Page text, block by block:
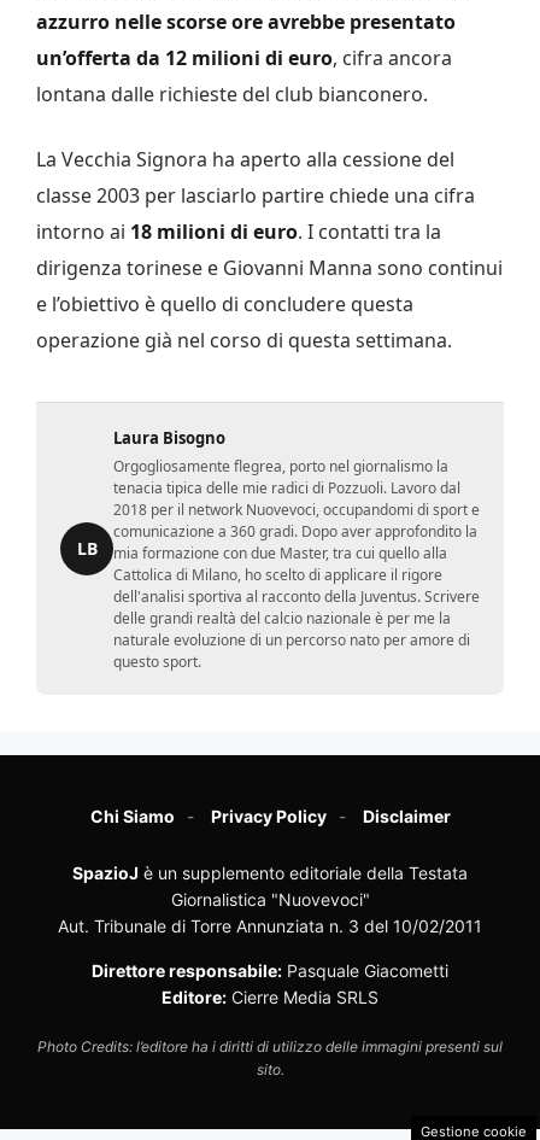
azzurro nelle scorse ore avrebbe presentato
un’offerta da 12 milioni di euro, cifra ancora
lontana dalle richieste del club bianconero.
La Vecchia Signora ha aperto alla cessione del
classe 2003 per lasciarlo partire chiede una cifra
intorno ai 18 milioni di euro. I contatti tra la
dirigenza torinese e Giovanni Manna sono continui
e l’obiettivo è quello di concludere questa
operazione già nel corso di questa settimana.
LB
Laura Bisogno
Orgogliosamente flegrea, porto nel giornalismo la
tenacia tipica delle mie radici di Pozzuoli. Lavoro dal
2018 per il network Nuovevoci, occupandomi di sport e
comunicazione a 360 gradi. Dopo aver approfondito la
mia formazione con due Master, tra cui quello alla
Cattolica di Milano, ho scelto di applicare il rigore
dell'analisi sportiva al racconto della Juventus. Scrivere
delle grandi realtà del calcio nazionale è per me la
naturale evoluzione di un percorso nato per amore di
questo sport.
Chi Siamo Privacy Policy Disclaimer
SpazioJ è un supplemento editoriale della Testata
Giornalistica "Nuovevoci"
Aut. Tribunale di Torre Annunziata n. 3 del 10/02/2011
Direttore responsabile: Pasquale Giacometti
Editore: Cierre Media SRLS
Photo Credits: l’editore ha i diritti di utilizzo delle immagini presenti sul
sito.
Gestione cookie